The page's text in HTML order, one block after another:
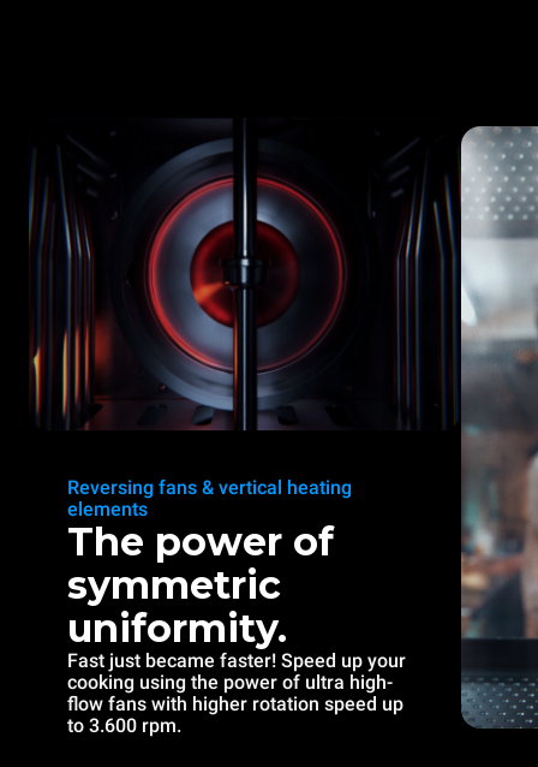
Reversing fans & vertical heating
elements
The power of
symmetric
uniformity.
Fast just became faster! Speed up your
cooking using the power of ultra high-
flow fans with higher rotation speed up
to 3.600 rpm.